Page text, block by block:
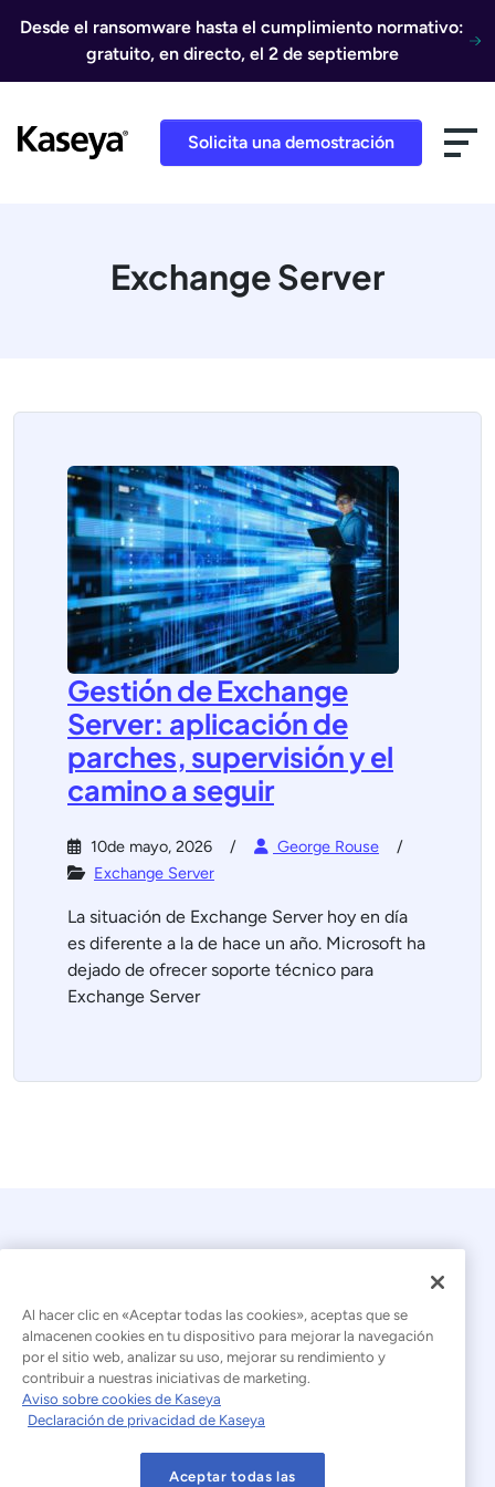
Desde el ransomware hasta el cumplimiento normativo:
gratuito, en directo, el 2 de septiembre
Solicita una demostración
Exchange Server
Gestión de Exchange
Server: aplicación de
parches, supervisión y el
camino a seguir
10de mayo, 2026
George Rouse
Exchange Server
La situación de Exchange Server hoy en día
es diferente a la de hace un año. Microsoft ha
dejado de ofrecer soporte técnico para
Exchange Server
© 2026 Kaseya. Todos los derechos reservados.
Español (América Latina)
Declaración sobre la esclavitud moderna
Al hacer clic en «Aceptar todas las cookies», aceptas que se
almacenen cookies en tu dispositivo para mejorar la navegación
por el sitio web, analizar su uso, mejorar su rendimiento y
contribuir a nuestras iniciativas de marketing.
Aviso sobre cookies de Kaseya
Declaración de privacidad de Kaseya
Aceptar todas las